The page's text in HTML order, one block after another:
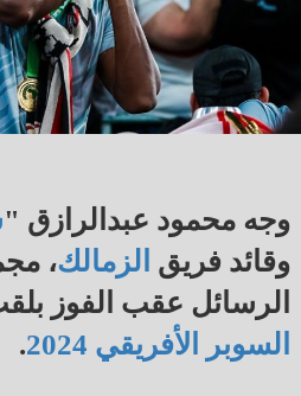
وجه محمود عبدالرازق "
وقائد فريق الزمالك،
الرسائل عقب الفوز
السوبر الأفريقي 2024
.